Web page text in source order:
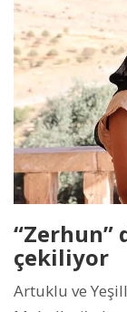
“Zerhun”
çekiliyor
Artuklu ve